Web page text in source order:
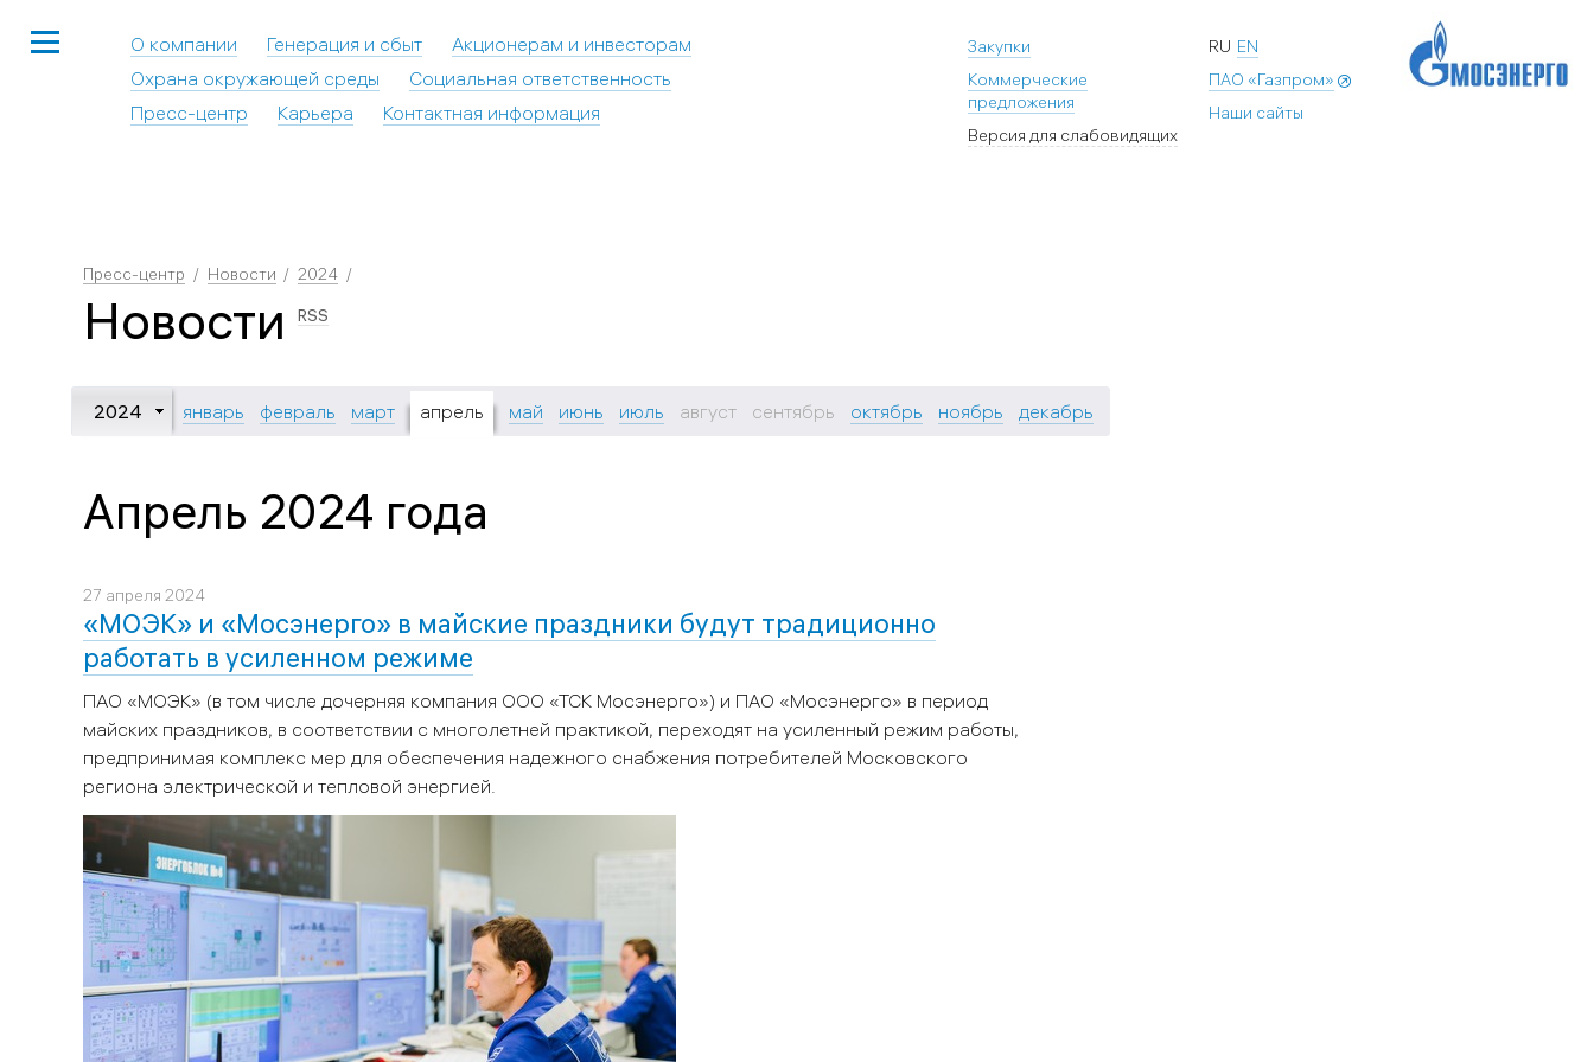
О компании Генерация и сбыт
Акционерам и инвесторам
Охрана окружающей среды
Социальная ответственность
Пресс-центр
Карьера Контактная информация
RU EN
ПАО «Газпром»
Наши сайты
Закупки
Коммерческие
предложения
Версия для слабовидящих
Пресс-центр Новости 2024
Новости RSS
2024 январь февраль март апрель май июнь июль август сентябрь октябрь ноябрь декабрь
Апрель 2024 года
27 апреля 2024
«МОЭК» и «Мосэнерго» в майские праздники будут традиционно
работать в усиленном режиме
ПАО «МОЭК» (в том числе дочерняя компания ООО «ТСК Мосэнерго») и ПАО «Мосэнерго» в период
майских праздников, в соответствии с многолетней практикой, переходят на усиленный режим работы,
предпринимая комплекс мер для обеспечения надежного снабжения потребителей Московского
региона электрической и тепловой энергией.